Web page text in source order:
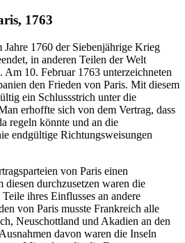
1763
1760 der Siebenjährige Krieg
in anderen Teilen der Welt
Am 10. Februar 1763 unterzeichneten
den Frieden von Paris. Mit diesem
ein Schlussstrich unter die
erhoffte sich von dem Vertrag, dass
regeln könnte und an die
endgültige Richtungsweisungen
von Paris einen
durchzusetzen waren die
ihres Einflusses an andere
von Paris musste Frankreich alle
Neuschottland und Akadien an den
davon waren die Inseln